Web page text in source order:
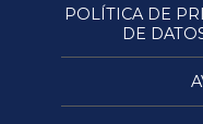
POLÍTICA DE
DE